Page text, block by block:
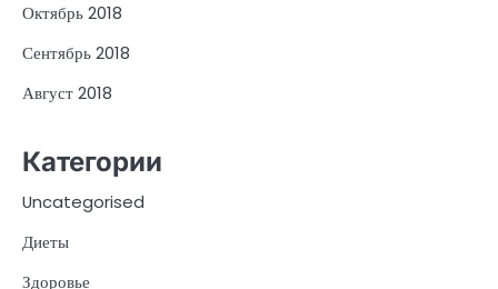
Октябрь 2018
Сентябрь 2018
Август 2018
Категории
Uncategorised
Диеты
Здоровье